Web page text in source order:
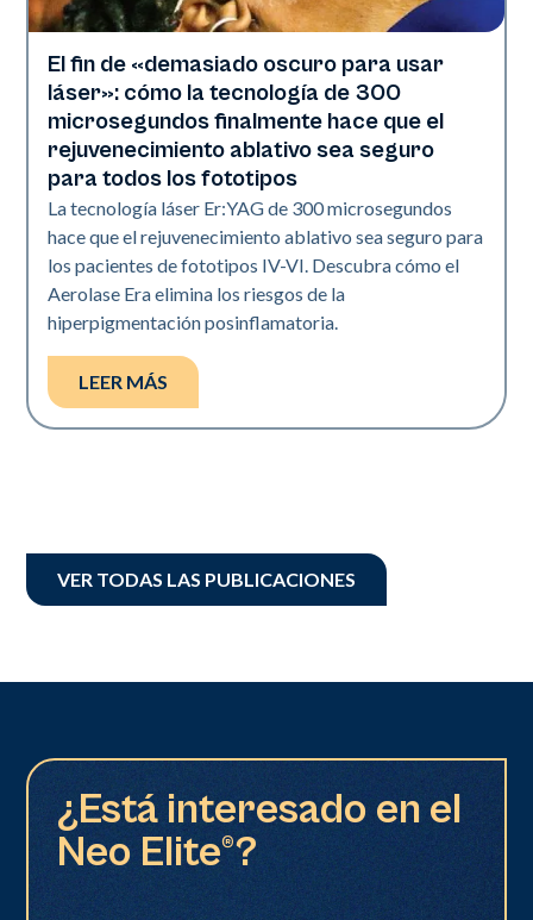
Salud de la piel
El fin de «demasiado oscuro para usar
láser»: cómo la tecnología de 300
microsegundos finalmente hace que el
rejuvenecimiento ablativo sea seguro
para todos los fototipos
La tecnología láser Er:YAG de 300 microsegundos
hace que el rejuvenecimiento ablativo sea seguro para
los pacientes de fototipos IV-VI. Descubra cómo el
Aerolase Era elimina los riesgos de la
hiperpigmentación posinflamatoria.
LEER MÁS
VER TODAS LAS PUBLICACIONES
¿Está interesado en el
Neo Elite®?